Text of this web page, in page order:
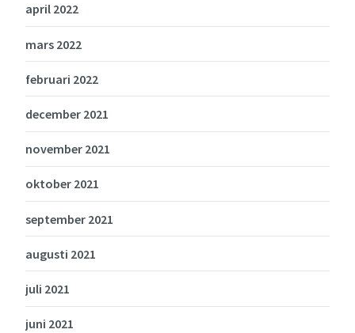
april 2022
mars 2022
februari 2022
december 2021
november 2021
oktober 2021
september 2021
augusti 2021
juli 2021
juni 2021